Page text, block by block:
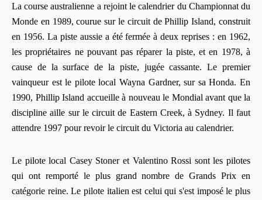
La course australienne a rejoint le calendrier du Championnat du
Monde en 1989, courue sur le circuit de Phillip Island, construit
en 1956. La piste aussie a été fermée à deux reprises : en 1962,
les propriétaires ne pouvant pas réparer la piste, et en 1978, à
cause de la surface de la piste, jugée cassante. Le premier
vainqueur est le pilote local Wayna Gardner, sur sa Honda. En
1990, Phillip Island accueille à nouveau le Mondial avant que la
discipline aille sur le circuit de Eastern Creek, à Sydney. Il faut
attendre 1997 pour revoir le circuit du Victoria au calendrier.
Le pilote local Casey Stoner et Valentino Rossi sont les pilotes
qui ont remporté le plus grand nombre de Grands Prix en
catégorie reine. Le pilote italien est celui qui s'est imposé le plus